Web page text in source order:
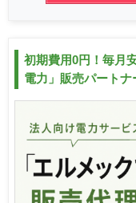
初期費用0円！毎月
電力」販売パートナ